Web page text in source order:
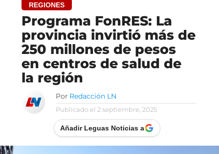
REGIONES
Programa FonRES: La
provincia invirtió más de
250 millones de pesos
en centros de salud de
la región
Por Redacción LN
Publicado el 2 septiembre, 2025
Añadir Leguas Noticias a